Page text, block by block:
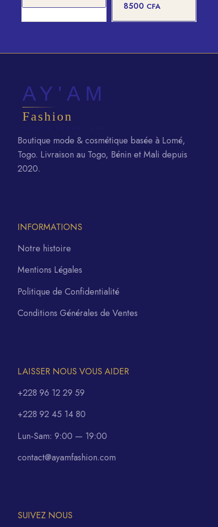
8500 CFA
Boutique mode & cosmétique basée à Lomé,
Togo. Livraison au Togo, Bénin et Mali depuis
2020.
INFORMATIONS
Notre histoire
Mentions Légales
Politique de Confidentialité
Conditions Générales de Ventes
LAISSER NOUS VOUS AIDER
+228 96 12 29 59
+228 92 45 14 80
Lun-Sam: 9:00 — 19:00
contact@ayamfashion.com
SUIVEZ NOUS